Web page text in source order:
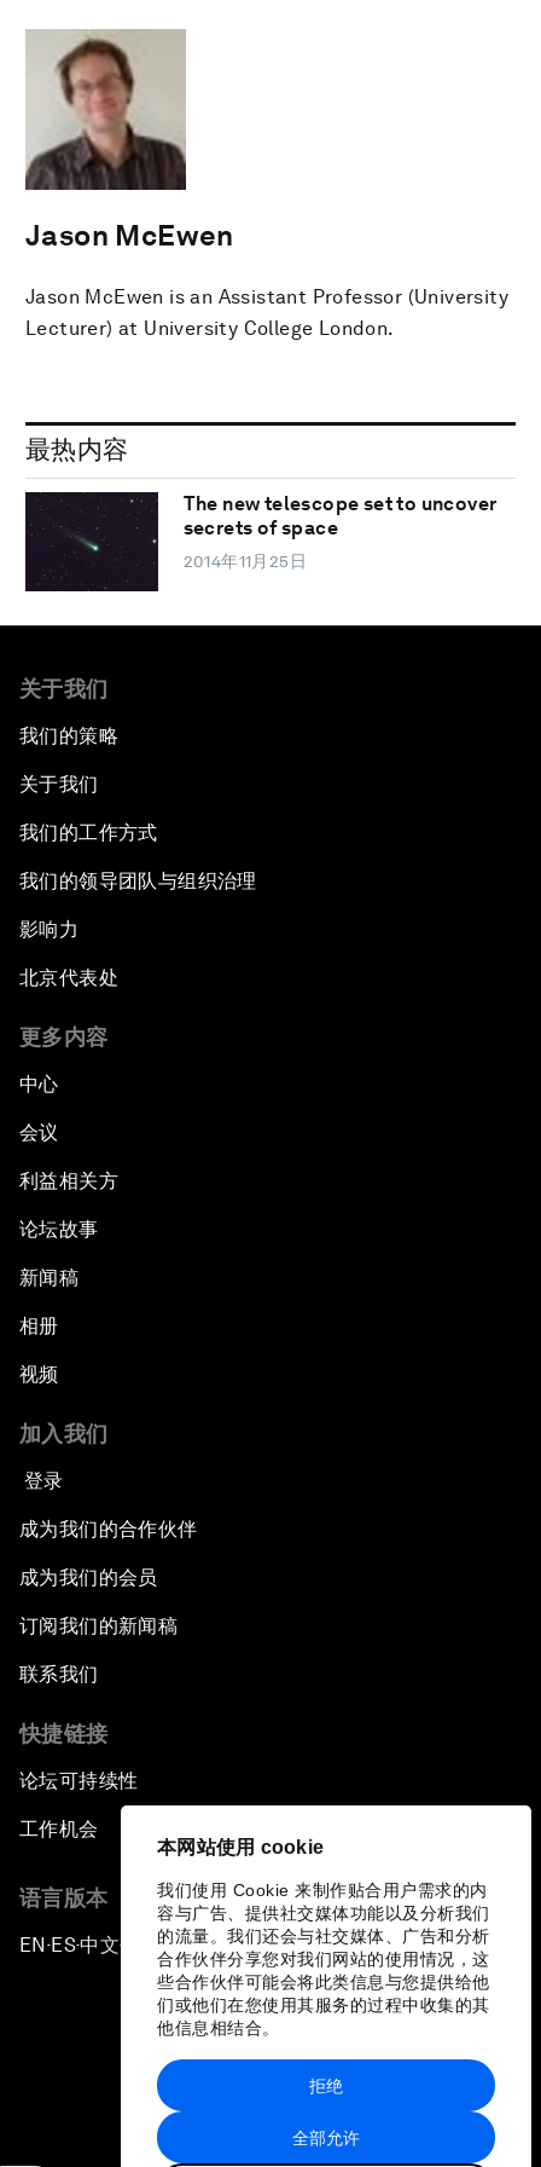
本网站使用 cookie
我们使用 Cookie 来制作贴合用户需求的内
容与广告、提供社交媒体功能以及分析我们
的流量。我们还会与社交媒体、广告和分析
合作伙伴分享您对我们网站的使用情况，这
些合作伙伴可能会将此类信息与您提供给他
们或他们在您使用其服务的过程中收集的其
他信息相结合。
全部允许
拒绝
Jason McEwen
Jason McEwen is an Assistant Professor (University
Lecturer) at University College London.
最热内容
The new telescope set to uncover
secrets of space
2014年11月25日
关于我们
我们的策略
关于我们
我们的工作方式
我们的领导团队与组织治理
影响力
北京代表处
更多内容
中心
会议
利益相关方
论坛故事
新闻稿
相册
视频
加入我们
登录
成为我们的合作伙伴
成为我们的会员
订阅我们的新闻稿
联系我们
快捷链接
论坛可持续性
工作机会
语言版本
EN ▪ES▪中文▪ 日本語
站点地图